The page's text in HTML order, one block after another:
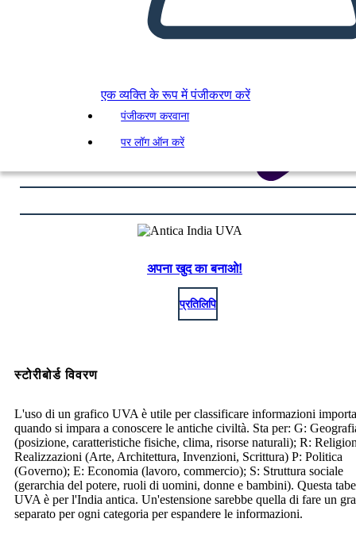
एक व्यक्ति के रूप में पंजीकरण करें
पंजीकरण करवाना
पर लॉग ऑन करें
अपना खुद का बनाओ!
प्रतिलिपि
स्टोरीबोर्ड विवरण
L'uso di un grafico UVA è utile per classificare informazioni
quando si impara a conoscere le antiche civiltà. Sta per: G:
(posizione, caratteristiche fisiche, clima, risorse naturali); R:
Realizzazioni (Arte, Architettura, Invenzioni, Scrittura) P: Politica
(Governo); E: Economia (lavoro, commercio); S: Struttura sociale
(gerarchia del potere, ruoli di uomini, donne e bambini). Questa
UVA è per l'India antica. Un'estensione sarebbe quella di fare un
separato per ogni categoria per espandere le informazioni.